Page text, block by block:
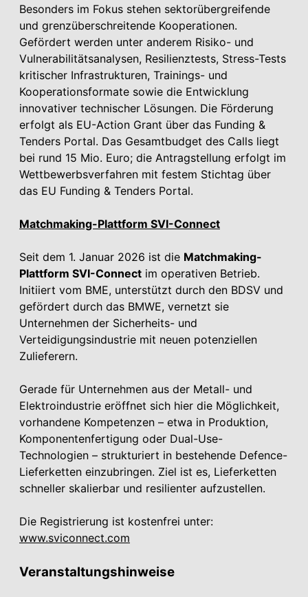
Besonders im Fokus stehen sektorübergreifende
und grenzüberschreitende Kooperationen.
Gefördert werden unter anderem Risiko- und
Vulnerabilitätsanalysen, Resilienztests, Stress-Tests
kritischer Infrastrukturen, Trainings- und
Kooperationsformate sowie die Entwicklung
innovativer technischer Lösungen. Die Förderung
erfolgt als EU-Action Grant über das Funding &
Tenders Portal. Das Gesamtbudget des Calls liegt
bei rund 15 Mio. Euro; die Antragstellung erfolgt im
Wettbewerbsverfahren mit festem Stichtag über
das EU Funding & Tenders Portal.
Matchmaking-Plattform SVI-Connect
Seit dem 1. Januar 2026 ist die Matchmaking-
Plattform SVI-Connect im operativen Betrieb.
Initiiert vom BME, unterstützt durch den BDSV und
gefördert durch das BMWE, vernetzt sie
Unternehmen der Sicherheits- und
Verteidigungsindustrie mit neuen potenziellen
Zulieferern.
Gerade für Unternehmen aus der Metall- und
Elektroindustrie eröffnet sich hier die Möglichkeit,
vorhandene Kompetenzen – etwa in Produktion,
Komponentenfertigung oder Dual-Use-
Technologien – strukturiert in bestehende Defence-
Lieferketten einzubringen. Ziel ist es, Lieferketten
schneller skalierbar und resilienter aufzustellen.
Die Registrierung ist kostenfrei unter:
www.sviconnect.com
Veranstaltungshinweise